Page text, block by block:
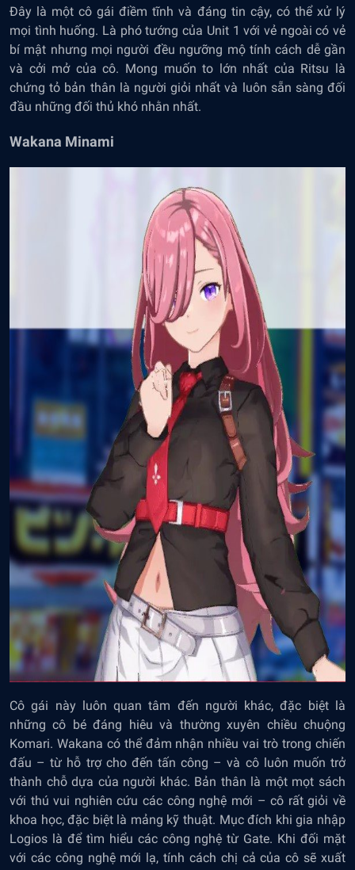
Đây là một cô gái điềm tĩnh và đáng tin cậy, có thể xử lý
mọi tình huống. Là phó tướng của Unit 1 với vẻ ngoài có vẻ
bí mật nhưng mọi người đều ngưỡng mộ tính cách dễ gần
và cởi mở của cô. Mong muốn to lớn nhất của Ritsu là
chứng tỏ bản thân là người giỏi nhất và luôn sẵn sàng đối
đầu những đối thủ khó nhằn nhất.
Wakana Minami
Cô gái này luôn quan tâm đến người khác, đặc biệt là
những cô bé đáng hiêu và thường xuyên chiều chuộng
Komari. Wakana có thể đảm nhận nhiều vai trò trong chiến
đấu – từ hỗ trợ cho đến tấn công – và cô luôn muốn trở
thành chỗ dựa của người khác. Bản thân là một mọt sách
với thú vui nghiên cứu các công nghệ mới – cô rất giỏi về
khoa học, đặc biệt là mảng kỹ thuật. Mục đích khi gia nhập
Logios là để tìm hiểu các công nghệ từ Gate. Khi đối mặt
với các công nghệ mới lạ, tính cách chị cả của cô sẽ xuất